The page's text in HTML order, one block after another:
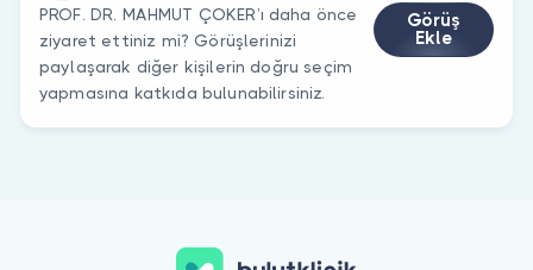
PROF. DR. MAHMUT ÇOKER’ı daha önce
ziyaret ettiniz mi? Görüşlerinizi
paylaşarak diğer kişilerin doğru seçim
yapmasına katkıda bulunabilirsiniz.
Görüş
Ekle